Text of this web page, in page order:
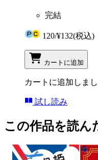
完結
120/¥132(税込)
カートに追加
カートに追加しま
試し読み
この作品を読ん